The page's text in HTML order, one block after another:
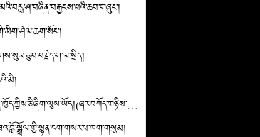
ལྷ་ས་ན་ཁྱོད་ཀྱིས་ཅི་ཞིག་ལུས་ཡོད།(ཞར་བཀོད་གཉིས་ཡོད)